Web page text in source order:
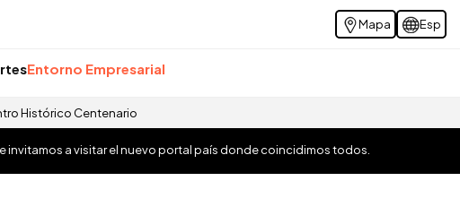
Mapa Esp
Entorno Empresarial
Histórico Centenario
invitamos a visitar el nuevo portal país donde coincidimos todos.